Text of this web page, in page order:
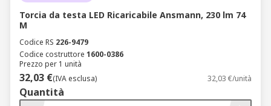
Torcia da testa LED Ricaricabile Ansmann, 230 lm 74
M
Codice RS 226-9479
Codice costruttore 1600-0386
Prezzo per 1 unità
32,03 €(IVA esclusa) 32,03 €/unità
Quantità